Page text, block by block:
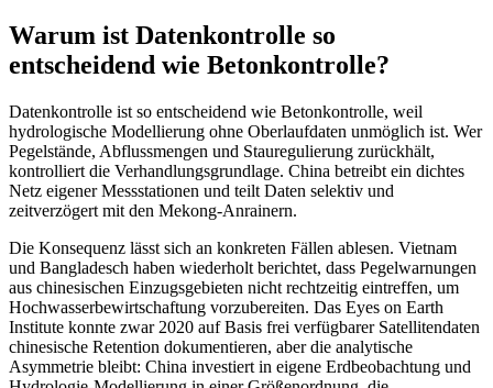
Warum ist Datenkontrolle so
entscheidend wie Betonkontrolle?
Datenkontrolle ist so entscheidend wie Betonkontrolle, weil
hydrologische Modellierung ohne Oberlaufdaten unmöglich ist. Wer
Pegelstände, Abflussmengen und Stauregulierung zurückhält,
kontrolliert die Verhandlungsgrundlage. China betreibt ein dichtes
Netz eigener Messstationen und teilt Daten selektiv und
zeitverzögert mit den Mekong-Anrainern.
Die Konsequenz lässt sich an konkreten Fällen ablesen. Vietnam
und Bangladesch haben wiederholt berichtet, dass Pegelwarnungen
aus chinesischen Einzugsgebieten nicht rechtzeitig eintreffen, um
Hochwasserbewirtschaftung vorzubereiten. Das Eyes on Earth
Institute konnte zwar 2020 auf Basis frei verfügbarer Satellitendaten
chinesische Retention dokumentieren, aber die analytische
Asymmetrie bleibt: China investiert in eigene Erdbeobachtung und